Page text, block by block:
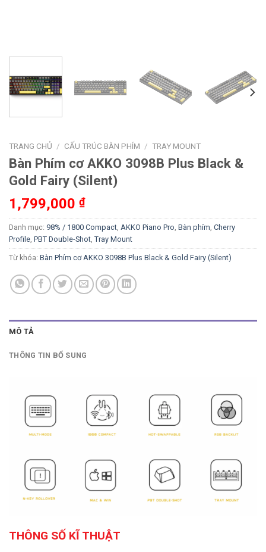
TRANG CHỦ / CẤU TRÚC BÀN PHÍM / TRAY MOUNT
Bàn Phím cơ AKKO 3098B Plus Black &
Gold Fairy (Silent)
1,799,000 ₫
Danh mục: 98% / 1800 Compact, AKKO Piano Pro, Bàn phím, Cherry
Profile, PBT Double-Shot, Tray Mount
Từ khóa: Bàn Phím cơ AKKO 3098B Plus Black & Gold Fairy (Silent)
MÔ TẢ
THÔNG TIN BỔ SUNG
THÔNG SỐ KĨ THUẬT